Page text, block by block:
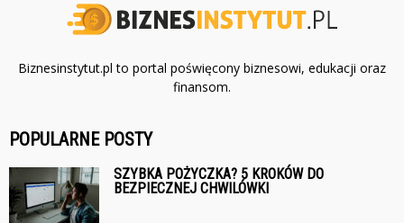
Biznesinstytut.pl to portal poświęcony biznesowi, edukacji oraz
finansom.
POPULARNE POSTY
SZYBKA POŻYCZKA? 5 KROKÓW DO
BEZPIECZNEJ CHWILÓWKI